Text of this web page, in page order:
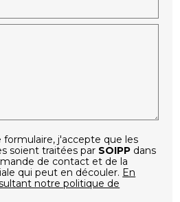
j'accepte que les
soient traitées par SOIPP dans
de contact et de la
qui peut en découler. En
notre politique de